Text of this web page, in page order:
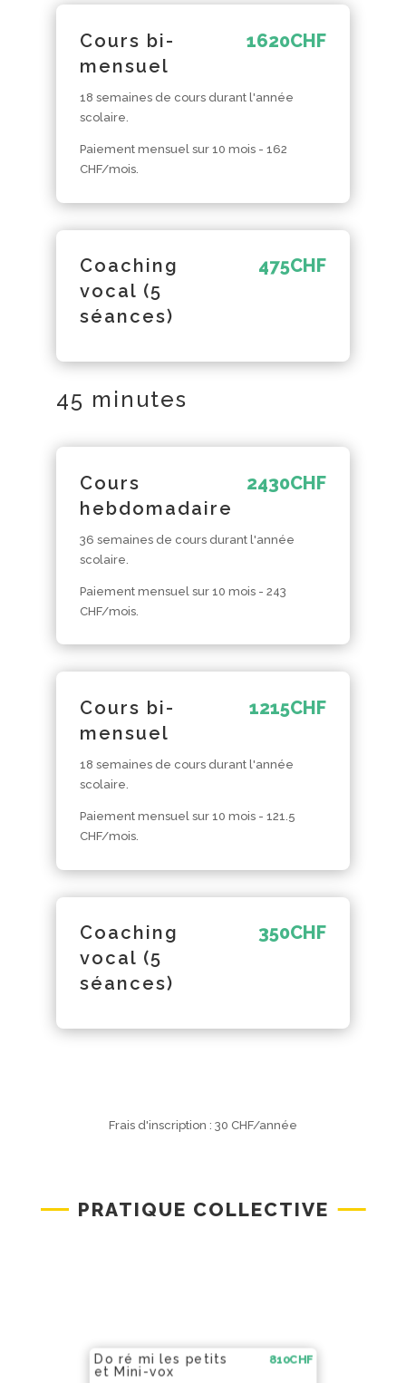
Cours bi-
mensuel
1620CHF
18 semaines de cours durant l'année
scolaire.
Paiement mensuel sur 10 mois - 162
CHF/mois.
Coaching
vocal (5
séances)
475CHF
45 minutes
Cours
hebdomadaire
2430CHF
36 semaines de cours durant l'année
scolaire.
Paiement mensuel sur 10 mois - 243
CHF/mois.
Cours bi-
mensuel
1215CHF
18 semaines de cours durant l'année
scolaire.
Paiement mensuel sur 10 mois - 121.5
CHF/mois.
Coaching
vocal (5
séances)
350CHF
Frais d'inscription : 30 CHF/année
PRATIQUE COLLECTIVE
Do ré mi les petits
et Mini-vox
810CHF